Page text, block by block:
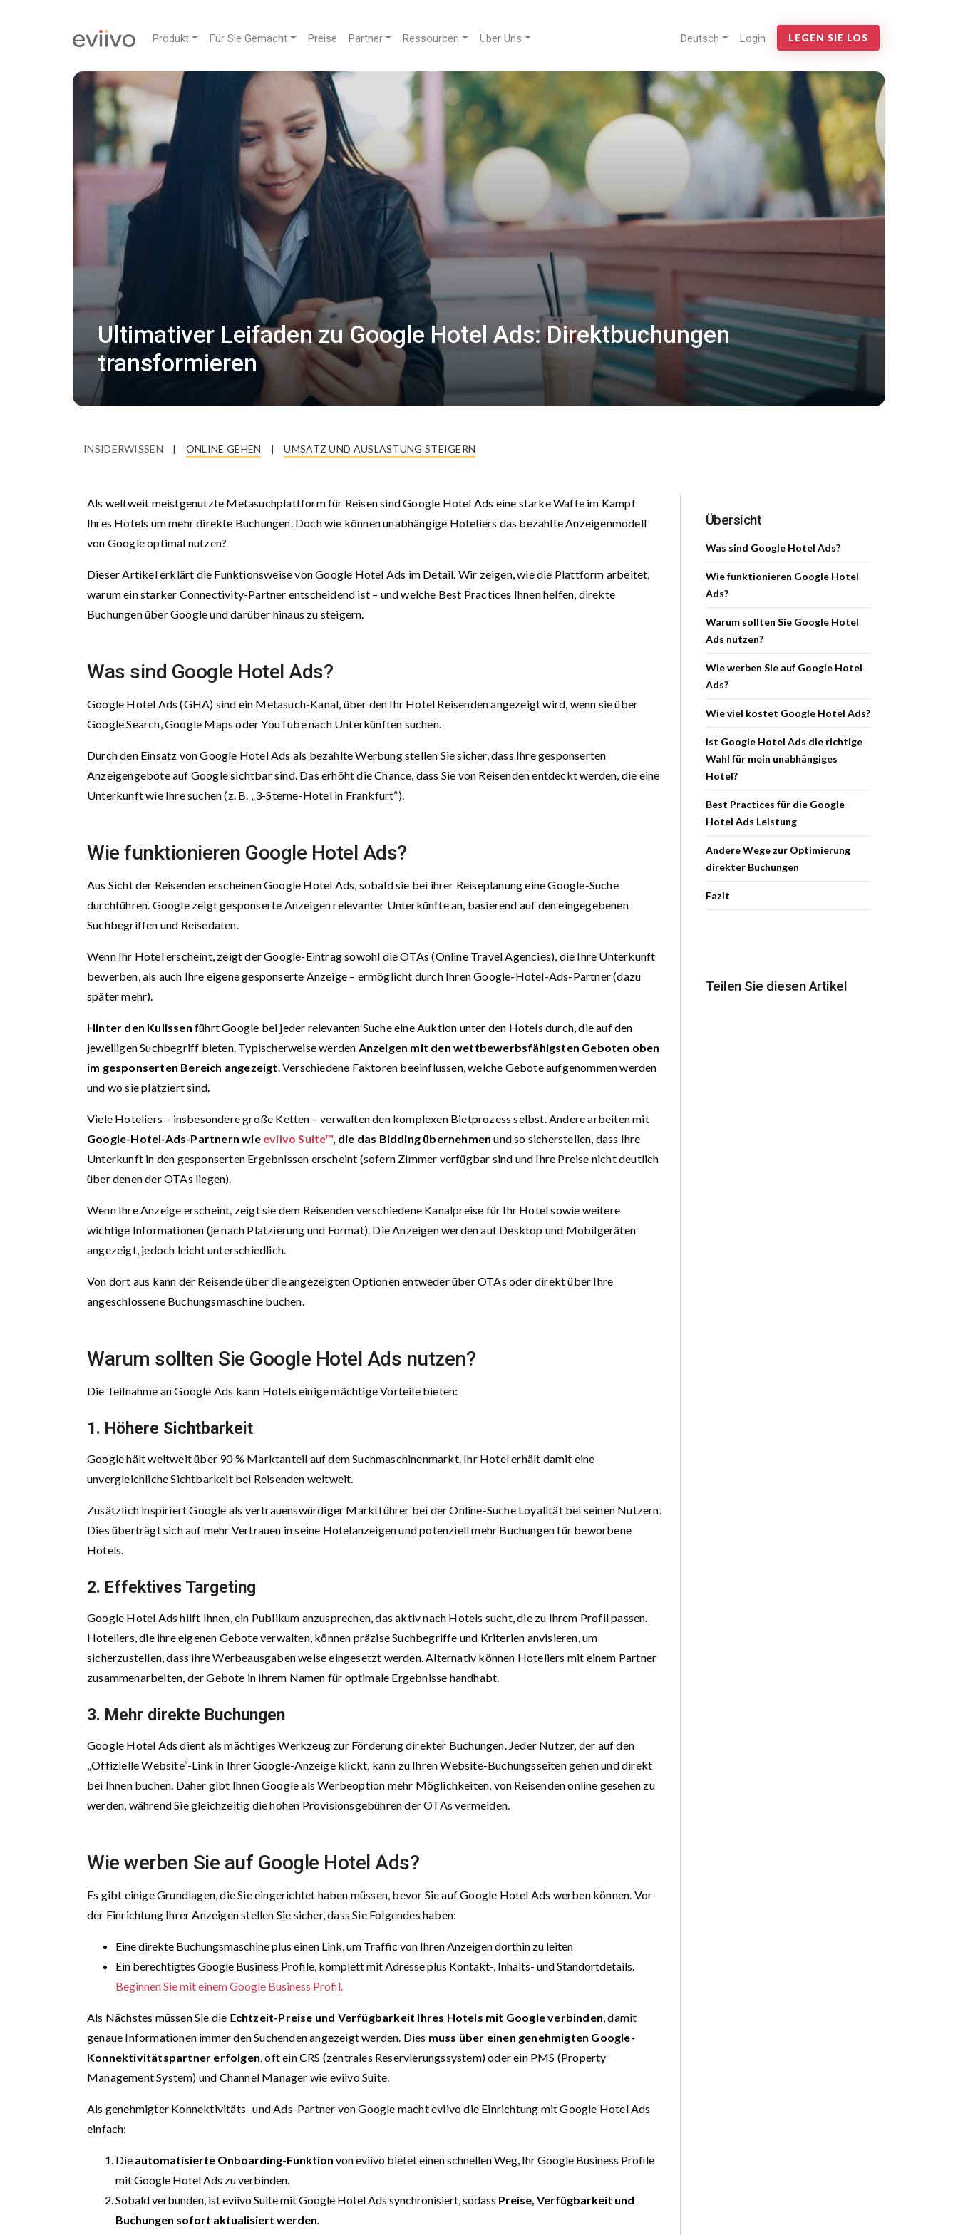
Produkt Für Sie Gemacht Preise Partner Ressourcen Über Uns Deutsch Login LEGEN SIE LOS
Ultimativer Leifaden zu Google Hotel Ads: Direktbuchungen
transformieren
INSIDERWISSEN | ONLINE GEHEN | UMSATZ UND AUSLASTUNG STEIGERN
Als weltweit meistgenutzte Metasuchplattform für Reisen sind Google Hotel Ads eine starke Waffe im Kampf
Ihres Hotels um mehr direkte Buchungen. Doch wie können unabhängige Hoteliers das bezahlte Anzeigenmodell
von Google optimal nutzen?
Dieser Artikel erklärt die Funktionsweise von Google Hotel Ads im Detail. Wir zeigen, wie die Plattform arbeitet,
warum ein starker Connectivity-Partner entscheidend ist – und welche Best Practices Ihnen helfen, direkte
Buchungen über Google und darüber hinaus zu steigern.
Was sind Google Hotel Ads?
Google Hotel Ads (GHA) sind ein Metasuch-Kanal, über den Ihr Hotel Reisenden angezeigt wird, wenn sie über
Google Search, Google Maps oder YouTube nach Unterkünften suchen.
Durch den Einsatz von Google Hotel Ads als bezahlte Werbung stellen Sie sicher, dass Ihre gesponserten
Anzeigengebote auf Google sichtbar sind. Das erhöht die Chance, dass Sie von Reisenden entdeckt werden, die eine
Unterkunft wie Ihre suchen (z. B. „3-Sterne-Hotel in Frankfurt“).
Wie funktionieren Google Hotel Ads?
Aus Sicht der Reisenden erscheinen Google Hotel Ads, sobald sie bei ihrer Reiseplanung eine Google-Suche
durchführen. Google zeigt gesponserte Anzeigen relevanter Unterkünfte an, basierend auf den eingegebenen
Suchbegriffen und Reisedaten.
Wenn Ihr Hotel erscheint, zeigt der Google-Eintrag sowohl die OTAs (Online Travel Agencies), die Ihre Unterkunft
bewerben, als auch Ihre eigene gesponserte Anzeige – ermöglicht durch Ihren Google-Hotel-Ads-Partner (dazu
später mehr).
Hinter den Kulissen führt Google bei jeder relevanten Suche eine Auktion unter den Hotels durch, die auf den
jeweiligen Suchbegriff bieten. Typischerweise werden Anzeigen mit den wettbewerbsfähigsten Geboten oben
im gesponserten Bereich angezeigt. Verschiedene Faktoren beeinflussen, welche Gebote aufgenommen werden
und wo sie platziert sind.
Viele Hoteliers – insbesondere große Ketten – verwalten den komplexen Bietprozess selbst. Andere arbeiten mit
Google-Hotel-Ads-Partnern wie eviivo Suite™, die das Bidding übernehmen und so sicherstellen, dass Ihre
Unterkunft in den gesponserten Ergebnissen erscheint (sofern Zimmer verfügbar sind und Ihre Preise nicht deutlich
über denen der OTAs liegen).
Wenn Ihre Anzeige erscheint, zeigt sie dem Reisenden verschiedene Kanalpreise für Ihr Hotel sowie weitere
wichtige Informationen (je nach Platzierung und Format). Die Anzeigen werden auf Desktop und Mobilgeräten
angezeigt, jedoch leicht unterschiedlich.
Von dort aus kann der Reisende über die angezeigten Optionen entweder über OTAs oder direkt über Ihre
angeschlossene Buchungsmaschine buchen.
Warum sollten Sie Google Hotel Ads nutzen?
Die Teilnahme an Google Ads kann Hotels einige mächtige Vorteile bieten:
1. Höhere Sichtbarkeit
Google hält weltweit über 90 % Marktanteil auf dem Suchmaschinenmarkt. Ihr Hotel erhält damit eine
unvergleichliche Sichtbarkeit bei Reisenden weltweit.
Zusätzlich inspiriert Google als vertrauenswürdiger Marktführer bei der Online-Suche Loyalität bei seinen Nutzern.
Dies überträgt sich auf mehr Vertrauen in seine Hotelanzeigen und potenziell mehr Buchungen für beworbene
Hotels.
2. Effektives Targeting
Google Hotel Ads hilft Ihnen, ein Publikum anzusprechen, das aktiv nach Hotels sucht, die zu Ihrem Profil passen.
Hoteliers, die ihre eigenen Gebote verwalten, können präzise Suchbegriffe und Kriterien anvisieren, um
sicherzustellen, dass ihre Werbeausgaben weise eingesetzt werden. Alternativ können Hoteliers mit einem Partner
zusammenarbeiten, der Gebote in ihrem Namen für optimale Ergebnisse handhabt.
3. Mehr direkte Buchungen
Google Hotel Ads dient als mächtiges Werkzeug zur Förderung direkter Buchungen. Jeder Nutzer, der auf den
„Offizielle Website“-Link in Ihrer Google-Anzeige klickt, kann zu Ihren Website-Buchungsseiten gehen und direkt
bei Ihnen buchen. Daher gibt Ihnen Google als Werbeoption mehr Möglichkeiten, von Reisenden online gesehen zu
werden, während Sie gleichzeitig die hohen Provisionsgebühren der OTAs vermeiden.
Wie werben Sie auf Google Hotel Ads?
Es gibt einige Grundlagen, die Sie eingerichtet haben müssen, bevor Sie auf Google Hotel Ads werben können. Vor
der Einrichtung Ihrer Anzeigen stellen Sie sicher, dass Sie Folgendes haben:
Eine direkte Buchungsmaschine plus einen Link, um Traffic von Ihren Anzeigen dorthin zu leiten
Ein berechtigtes Google Business Profile, komplett mit Adresse plus Kontakt-, Inhalts- und Standortdetails.
Beginnen Sie mit einem Google Business Profil.
Als Nächstes müssen Sie die Echtzeit-Preise und Verfügbarkeit Ihres Hotels mit Google verbinden, damit
genaue Informationen immer den Suchenden angezeigt werden. Dies muss über einen genehmigten Google-
Konnektivitätspartner erfolgen, oft ein CRS (zentrales Reservierungssystem) oder ein PMS (Property
Management System) und Channel Manager wie eviivo Suite.
Als genehmigter Konnektivitäts- und Ads-Partner von Google macht eviivo die Einrichtung mit Google Hotel Ads
einfach:
Die automatisierte Onboarding-Funktion von eviivo bietet einen schnellen Weg, Ihr Google Business Profile
mit Google Hotel Ads zu verbinden.
Sobald verbunden, ist eviivo Suite mit Google Hotel Ads synchronisiert, sodass Preise, Verfügbarkeit und
Buchungen sofort aktualisiert werden.
Übersicht
Was sind Google Hotel Ads?
Wie funktionieren Google Hotel
Ads?
Warum sollten Sie Google Hotel
Ads nutzen?
Wie werben Sie auf Google Hotel
Ads?
Wie viel kostet Google Hotel Ads?
Ist Google Hotel Ads die richtige
Wahl für mein unabhängiges
Hotel?
Best Practices für die Google
Hotel Ads Leistung
Andere Wege zur Optimierung
direkter Buchungen
Fazit
Teilen Sie diesen Artikel